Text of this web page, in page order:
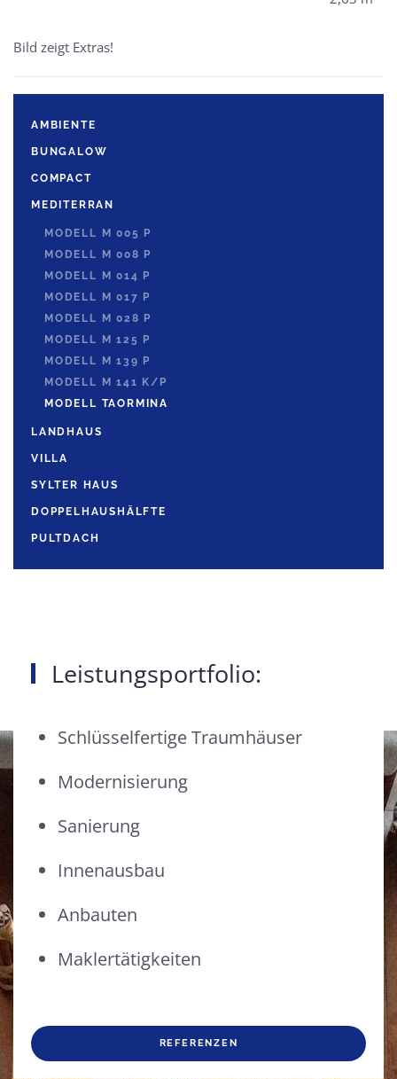
Bild zeigt Extras!
AMBIENTE
BUNGALOW
COMPACT
MEDITERRAN
MODELL M 005 P
MODELL M 008 P
MODELL M 014 P
MODELL M 017 P
MODELL M 028 P
MODELL M 125 P
MODELL M 139 P
MODELL M 141 K/P
MODELL TAORMINA
LANDHAUS
VILLA
SYLTER HAUS
DOPPELHAUSHÄLFTE
PULTDACH
Leistungsportfolio:
Schlüsselfertige Traumhäuser
Modernisierung
Sanierung
Innenausbau
Anbauten
Maklertätigkeiten
REFERENZEN